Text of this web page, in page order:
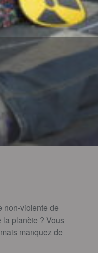
non-violente de
la planète ? Vous
manquez de